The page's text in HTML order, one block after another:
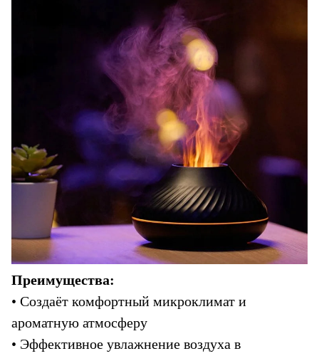
Преимущества:
• Создаёт комфортный микроклимат и
ароматную атмосферу
• Эффективное увлажнение воздуха в